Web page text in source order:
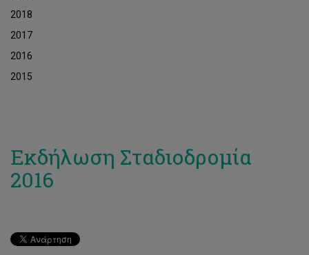
2018
2017
2016
2015
Εκδήλωση Σταδιοδρομία
2016